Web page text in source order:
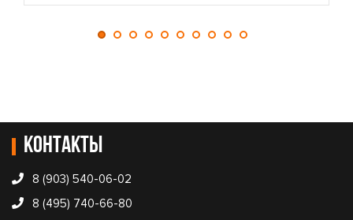
Контакты
8 (903) 540-06-02
8 (495) 740-66-80